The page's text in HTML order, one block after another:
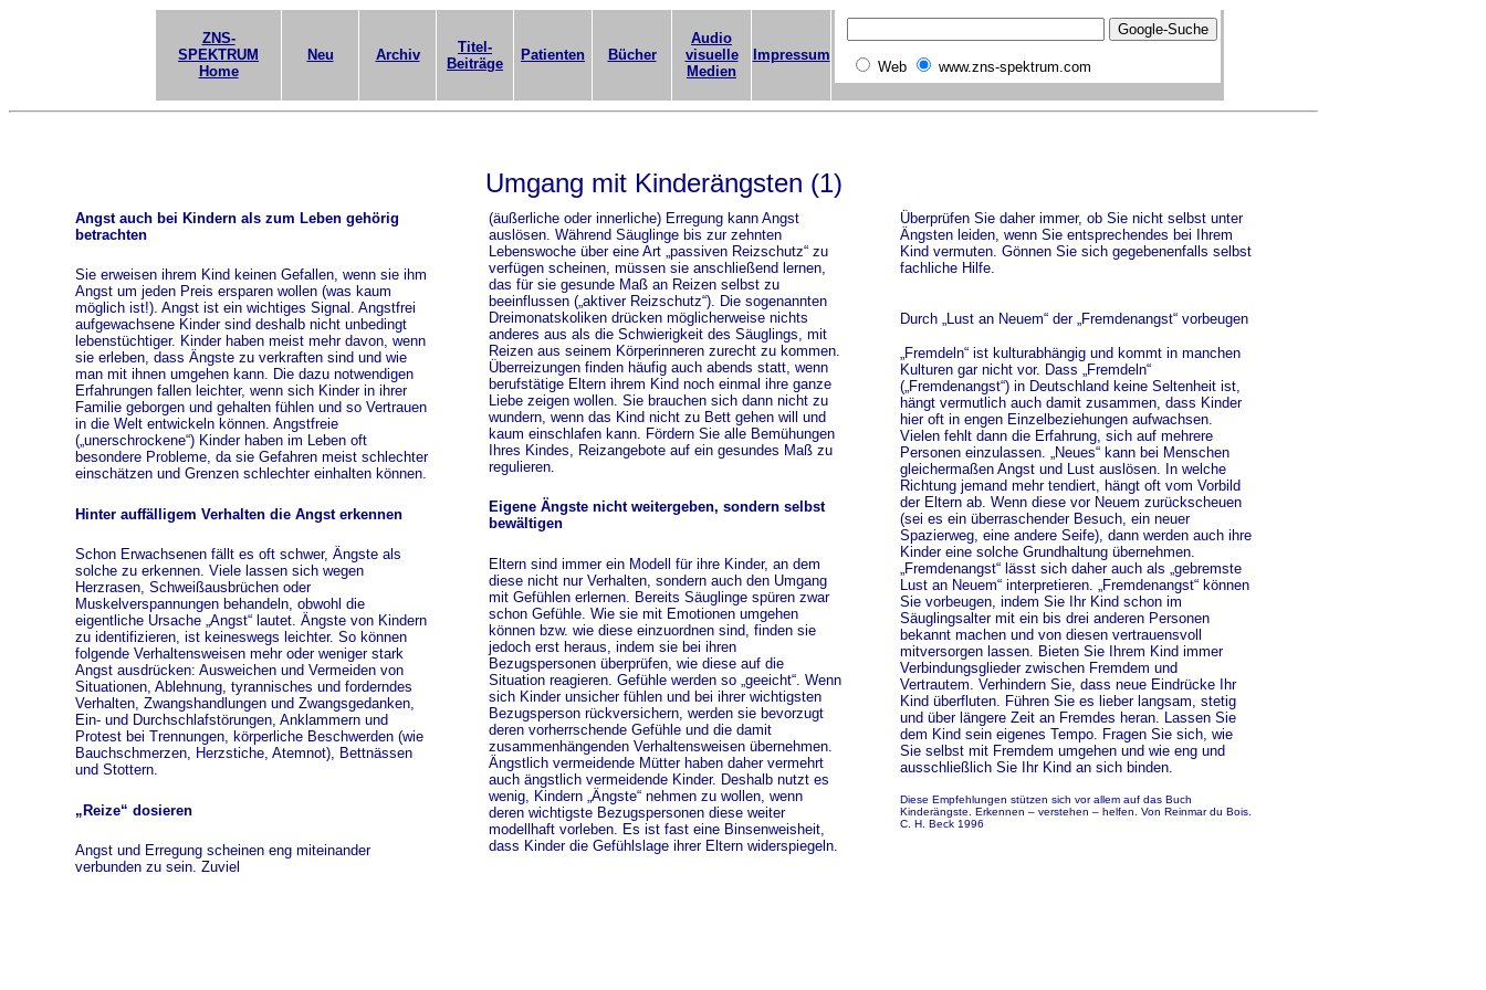
ZNS-
SPEKTRUM
Home
Neu Archiv
Titel-
Beiträge
Patienten Bücher
Audio
visuelle
Medien
Impressum
Web www.zns-spektrum.com
Umgang mit Kinderängsten (1)
Angst auch bei Kindern als zum Leben gehörig
betrachten
Sie erweisen ihrem Kind keinen Gefallen, wenn sie ihm
Angst um jeden Preis ersparen wollen (was kaum
möglich ist!). Angst ist ein wichtiges Signal. Angstfrei
aufgewachsene Kinder sind deshalb nicht unbedingt
lebenstüchtiger. Kinder haben meist mehr davon, wenn
sie erleben, dass Ängste zu verkraften sind und wie
man mit ihnen umgehen kann. Die dazu notwendigen
Erfahrungen fallen leichter, wenn sich Kinder in ihrer
Familie geborgen und gehalten fühlen und so Vertrauen
in die Welt entwickeln können. Angstfreie
(„unerschrockene“) Kinder haben im Leben oft
besondere Probleme, da sie Gefahren meist schlechter
einschätzen und Grenzen schlechter einhalten können.
Hinter auffälligem Verhalten die Angst erkennen
Schon Erwachsenen fällt es oft schwer, Ängste als
solche zu erkennen. Viele lassen sich wegen
Herzrasen, Schweißausbrüchen oder
Muskelverspannungen behandeln, obwohl die
eigentliche Ursache „Angst“ lautet. Ängste von Kindern
zu identifizieren, ist keineswegs leichter. So können
folgende Verhaltensweisen mehr oder weniger stark
Angst ausdrücken: Ausweichen und Vermeiden von
Situationen, Ablehnung, tyrannisches und forderndes
Verhalten, Zwangshandlungen und Zwangsgedanken,
Ein- und Durchschlafstörungen, Anklammern und
Protest bei Trennungen, körperliche Beschwerden (wie
Bauchschmerzen, Herzstiche, Atemnot), Bettnässen
und Stottern.
„Reize“ dosieren
Angst und Erregung scheinen eng miteinander
verbunden zu sein. Zuviel
(äußerliche oder innerliche) Erregung kann Angst
auslösen. Während Säuglinge bis zur zehnten
Lebenswoche über eine Art „passiven Reizschutz“ zu
verfügen scheinen, müssen sie anschließend lernen,
das für sie gesunde Maß an Reizen selbst zu
beeinflussen („aktiver Reizschutz“). Die sogenannten
Dreimonatskoliken drücken möglicherweise nichts
anderes aus als die Schwierigkeit des Säuglings, mit
Reizen aus seinem Körperinneren zurecht zu kommen.
Überreizungen finden häufig auch abends statt, wenn
berufstätige Eltern ihrem Kind noch einmal ihre ganze
Liebe zeigen wollen. Sie brauchen sich dann nicht zu
wundern, wenn das Kind nicht zu Bett gehen will und
kaum einschlafen kann. Fördern Sie alle Bemühungen
Ihres Kindes, Reizangebote auf ein gesundes Maß zu
regulieren.
Eigene Ängste nicht weitergeben, sondern selbst
bewältigen
Eltern sind immer ein Modell für ihre Kinder, an dem
diese nicht nur Verhalten, sondern auch den Umgang
mit Gefühlen erlernen. Bereits Säuglinge spüren zwar
schon Gefühle. Wie sie mit Emotionen umgehen
können bzw. wie diese einzuordnen sind, finden sie
jedoch erst heraus, indem sie bei ihren
Bezugspersonen überprüfen, wie diese auf die
Situation reagieren. Gefühle werden so „geeicht“. Wenn
sich Kinder unsicher fühlen und bei ihrer wichtigsten
Bezugsperson rückversichern, werden sie bevorzugt
deren vorherrschende Gefühle und die damit
zusammenhängenden Verhaltensweisen übernehmen.
Ängstlich vermeidende Mütter haben daher vermehrt
auch ängstlich vermeidende Kinder. Deshalb nutzt es
wenig, Kindern „Ängste“ nehmen zu wollen, wenn
deren wichtigste Bezugspersonen diese weiter
modellhaft vorleben. Es ist fast eine Binsenweisheit,
dass Kinder die Gefühlslage ihrer Eltern widerspiegeln.
Überprüfen Sie daher immer, ob Sie nicht selbst unter
Ängsten leiden, wenn Sie entsprechendes bei Ihrem
Kind vermuten. Gönnen Sie sich gegebenenfalls selbst
fachliche Hilfe.
Durch „Lust an Neuem“ der „Fremdenangst“ vorbeugen
„Fremdeln“ ist kulturabhängig und kommt in manchen
Kulturen gar nicht vor. Dass „Fremdeln“
(„Fremdenangst“) in Deutschland keine Seltenheit ist,
hängt vermutlich auch damit zusammen, dass Kinder
hier oft in engen Einzelbeziehungen aufwachsen.
Vielen fehlt dann die Erfahrung, sich auf mehrere
Personen einzulassen. „Neues“ kann bei Menschen
gleichermaßen Angst und Lust auslösen. In welche
Richtung jemand mehr tendiert, hängt oft vom Vorbild
der Eltern ab. Wenn diese vor Neuem zurückscheuen
(sei es ein überraschender Besuch, ein neuer
Spazierweg, eine andere Seife), dann werden auch ihre
Kinder eine solche Grundhaltung übernehmen.
„Fremdenangst“ lässt sich daher auch als „gebremste
Lust an Neuem“ interpretieren. „Fremdenangst“ können
Sie vorbeugen, indem Sie Ihr Kind schon im
Säuglingsalter mit ein bis drei anderen Personen
bekannt machen und von diesen vertrauensvoll
mitversorgen lassen. Bieten Sie Ihrem Kind immer
Verbindungsglieder zwischen Fremdem und
Vertrautem. Verhindern Sie, dass neue Eindrücke Ihr
Kind überfluten. Führen Sie es lieber langsam, stetig
und über längere Zeit an Fremdes heran. Lassen Sie
dem Kind sein eigenes Tempo. Fragen Sie sich, wie
Sie selbst mit Fremdem umgehen und wie eng und
ausschließlich Sie Ihr Kind an sich binden.
Diese Empfehlungen stützen sich vor allem auf das Buch
Kinderängste. Erkennen – verstehen – helfen. Von Reinmar du Bois.
C. H. Beck 1996